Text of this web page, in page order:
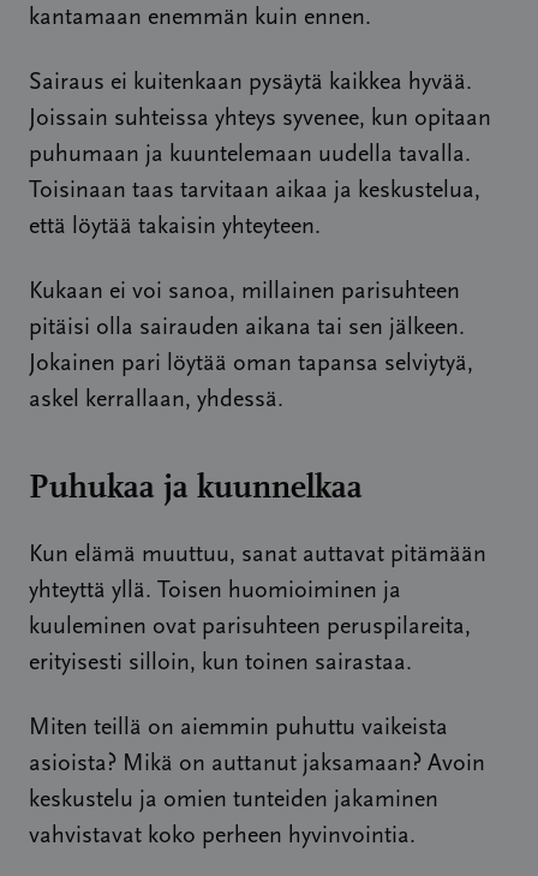
kantamaan enemmän kuin ennen.
Sairaus ei kuitenkaan pysäytä kaikkea hyvää.
Joissain suhteissa yhteys syvenee, kun opitaan
puhumaan ja kuuntelemaan uudella tavalla.
Toisinaan taas tarvitaan aikaa ja keskustelua,
että löytää takaisin yhteyteen.
Kukaan ei voi sanoa, millainen parisuhteen
pitäisi olla sairauden aikana tai sen jälkeen.
Jokainen pari löytää oman tapansa selviytyä,
askel kerrallaan, yhdessä.
Puhukaa ja kuunnelkaa
Kun elämä muuttuu, sanat auttavat pitämään
yhteyttä yllä. Toisen huomioiminen ja
kuuleminen ovat parisuhteen peruspilareita,
erityisesti silloin, kun toinen sairastaa.
Miten teillä on aiemmin puhuttu vaikeista
asioista? Mikä on auttanut jaksamaan? Avoin
keskustelu ja omien tunteiden jakaminen
vahvistavat koko perheen hyvinvointia.